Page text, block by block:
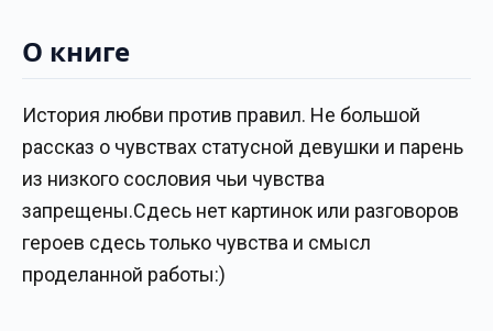
О книге
История любви против правил. Не большой
рассказ о чувствах статусной девушки и парень
из низкого сословия чьи чувства
запрещены.Сдесь нет картинок или разговоров
героев сдесь только чувства и смысл
проделанной работы:)